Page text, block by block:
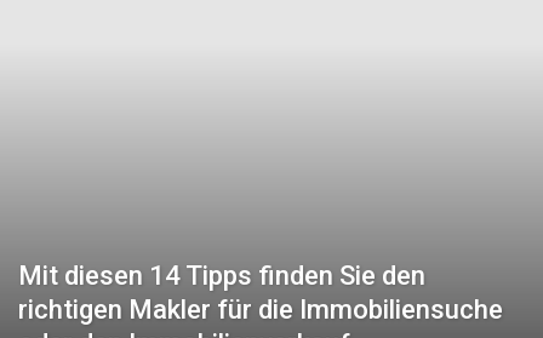
Mit diesen 14 Tipps finden Sie den
richtigen Makler für die Immobiliensuche